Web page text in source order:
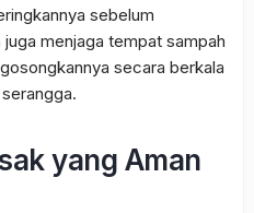
sebelum
menjaga tempat sampah
secara berkala
yang Aman